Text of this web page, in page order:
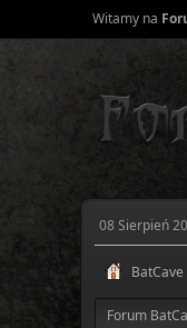
Witamy na
08 Sierpień
BatCave
Forum